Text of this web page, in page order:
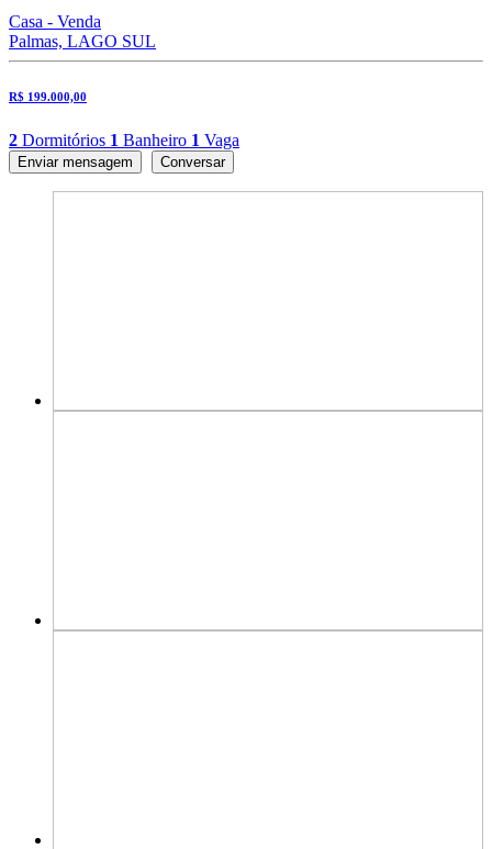
Casa - Venda
Palmas, LAGO SUL
R$ 199.000,00
2 Dormitórios 1 Banheiro 1 Vaga
Enviar mensagem Conversar